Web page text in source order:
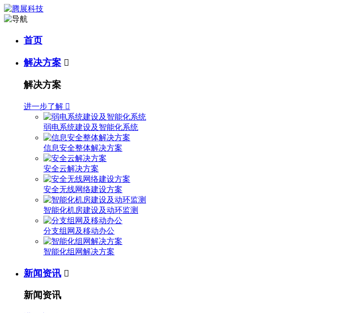
首页
解决方案 
解决方案
进一步了解 
弱电系统建设及智能化系统
信息安全整体解决方案
安全云解决方案
安全无线网络建设方案
智能化机房建设及动环监测
分支组网及移动办公
智能化组网解决方案
新闻资讯 
新闻资讯